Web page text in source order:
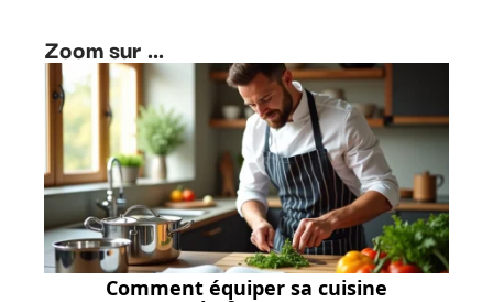
Zoom sur ...
Comment équiper sa cuisine